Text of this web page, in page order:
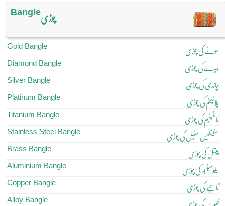
Bangleچوڑی
Gold Bangle سونے کی چوڑی
Diamond Bangle ہیرے کی چوڑی
Silver Bangle چاندی کی چوڑی
Platinum Bangle پلاٹینم کی چوڑی
Titanium Bangle ٹائٹینیم کی چوڑی
Stainless Steel Bangle سٹینلیس سٹیل کی چوڑی
Brass Bangle پیتل کی چوڑی
Aluminium Bangle ایلومینیم کی چوڑی
Copper Bangle تانبے کی چوڑی
Alloy Bangle